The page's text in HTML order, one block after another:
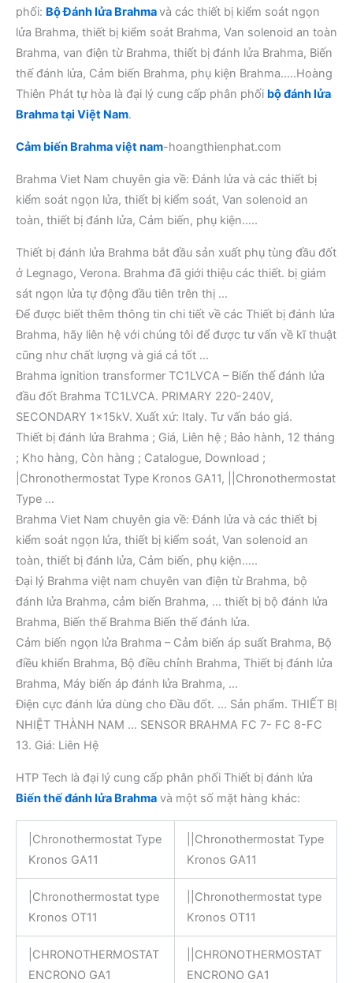
phối: Bộ Đánh lửa Brahmavà các thiết bị kiểm soát ngọn
lửa Brahma, thiết bị kiểm soát Brahma, Van solenoid an toàn
Brahma, van điện từ Brahma, thiết bị đánh lửa Brahma, Biến
thế đánh lửa, Cảm biến Brahma, phụ kiện Brahma…..Hoàng
Thiên Phát tự hòa là đại lý cung cấp phân phối bộ đánh lửa
Brahma tại Việt Nam.
Cảm biến Brahma việt nam-hoangthienphat.com
Brahma Viet Nam chuyên gia về: Đánh lửa và các thiết bị
kiểm soát ngọn lửa, thiết bị kiểm soát, Van solenoid an
toàn, thiết bị đánh lửa, Cảm biến, phụ kiện…..
Thiết bị đánh lửa Brahma bắt đầu sản xuất phụ tùng đầu đốt
ở Legnago, Verona. Brahma đã giới thiệu các thiết. bị giám
sát ngọn lửa tự động đầu tiên trên thị …
Để được biết thêm thông tin chi tiết về các Thiết bị đánh lửa
Brahma, hãy liên hệ với chúng tôi để được tư vấn về kĩ thuật
cũng như chất lượng và giá cả tốt …
Brahma ignition transformer TC1LVCA – Biến thế đánh lửa
đầu đốt Brahma TC1LVCA. PRIMARY 220-240V,
SECONDARY 1x15kV. Xuất xứ: Italy. Tư vấn báo giá.
Thiết bị đánh lửa Brahma ; Giá, Liên hệ ; Bảo hành, 12 tháng
; Kho hàng, Còn hàng ; Catalogue, Download ;
|Chronothermostat Type Kronos GA11, ||Chronothermostat
Type …
Brahma Viet Nam chuyên gia về: Đánh lửa và các thiết bị
kiểm soát ngọn lửa, thiết bị kiểm soát, Van solenoid an
toàn, thiết bị đánh lửa, Cảm biến, phụ kiện…..
Đại lý Brahma việt nam chuyên van điện từ Brahma, bộ
đánh lửa Brahma, cảm biến Brahma, … thiết bị bộ đánh lửa
Brahma, Biến thế Brahma Biến thế đánh lửa.
Cảm biến ngọn lửa Brahma – Cảm biến áp suất Brahma, Bộ
điều khiển Brahma, Bộ điều chỉnh Brahma, Thiết bị đánh lửa
Brahma, Máy biến áp đánh lửa Brahma, …
Điện cực đánh lửa dùng cho Đầu đốt. … Sản phẩm. THIẾT BỊ
NHIỆT THÀNH NAM … SENSOR BRAHMA FC 7- FC 8-FC
13. Giá: Liên Hệ
HTP Tech là đại lý cung cấp phân phối Thiết bị đánh lửa
Biến thế đánh lửa Brahma và một số mặt hàng khác:
|Chronothermostat Type
Kronos GA11
||Chronothermostat Type
Kronos GA11
|Chronothermostat type
Kronos OT11
||Chronothermostat type
Kronos OT11
|CHRONOTHERMOSTAT
ENCRONO GA1
||CHRONOTHERMOSTAT
ENCRONO GA1